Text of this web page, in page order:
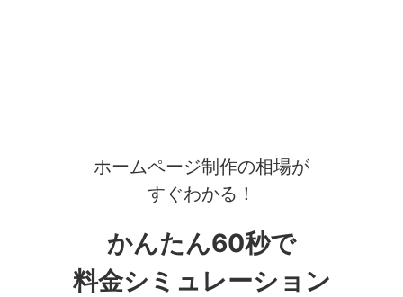
ホームページ制作の相場が
すぐわかる！
かんたん60秒で
料金シミュレーション